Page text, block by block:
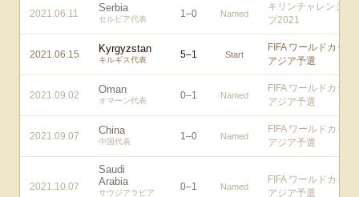
2021.06.11 Serbia
セルビア代表 1–0 Named
キリンチャレンジカ
プ2021
2021.06.15 Kyrgyzstan
キルギス代表 5–1 Start
FIFA ワールドカップ
アジア予選
2021.09.02 Oman
オマーン代表 0–1 Named
FIFA ワールドカップ
アジア予選
2021.09.07 China
中国代表 1–0 Named
FIFA ワールドカップ
アジア予選
2021.10.07
Saudi
Arabia
サウジアラビア
0–1 Named
FIFA ワールドカップ
アジア予選